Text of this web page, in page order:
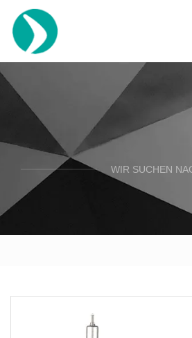
WIR SUCHEN